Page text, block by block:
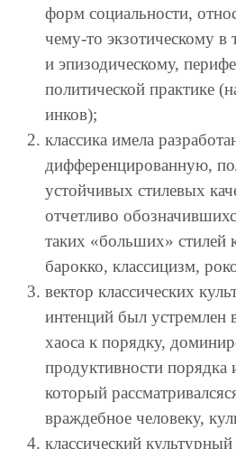
форм социальности,
чему-то экзотическому
и эпизодическому,
политической практике
инков);
классика имела
дифференцированную,
устойчивых стилевых
отчетливо
таких «больших» стилей
барокко, классицизм,
вектор классических
интенций был устремлен
хаоса к порядку,
продуктивности порядка
который
враждебное человеку,
классический